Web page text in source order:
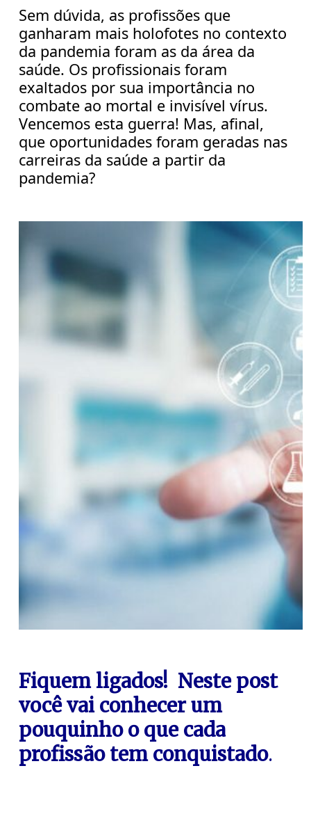
Sem dúvida, as profissões que
ganharam mais holofotes no contexto
da pandemia foram as da área da
saúde. Os profissionais foram
exaltados por sua importância no
combate ao mortal e invisível vírus.
Vencemos esta guerra! Mas, afinal,
que oportunidades foram geradas nas
carreiras da saúde a partir da
pandemia?
Fiquem ligados! Neste post
você vai conhecer um
pouquinho o que cada
profissão tem conquistado.